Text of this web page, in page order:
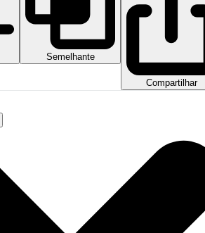
Semelhante
Compartilhar